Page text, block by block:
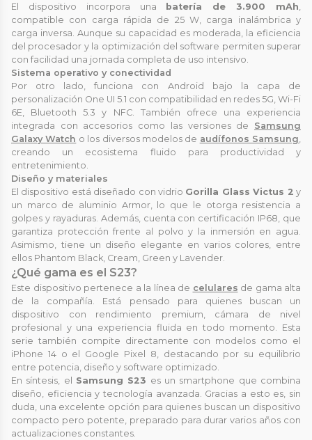
El dispositivo incorpora una batería de 3.900 mAh
compatible con carga rápida de 25 W, carga inalámbrica y
carga inversa. Aunque su capacidad es moderada, la eficiencia
del procesador y la optimización del software permiten superar
con facilidad una jornada completa de uso intensivo.
Sistema operativo y conectividad
Por otro lado, funciona con Android bajo la capa de
personalización One UI 5.1 con compatibilidad en redes 5G, Wi-Fi
6E, Bluetooth 5.3 y NFC. También ofrece una experiencia
integrada con accesorios como las versiones de Samsung
Galaxy Watch o los diversos modelos de audífonos Samsung
creando un ecosistema fluido para productividad y
entretenimiento.
Diseño y materiales
El dispositivo está diseñado con vidrio Gorilla Glass Victus 2 y
un marco de aluminio Armor, lo que le otorga resistencia a
golpes y rayaduras. Además, cuenta con certificación IP68, que
garantiza protección frente al polvo y la inmersión en agua.
Asimismo, tiene un diseño elegante en varios colores, entre
ellos Phantom Black, Cream, Green y Lavender.
¿Qué gama es el S23?
Este dispositivo pertenece a la línea de celulares de gama alta
de la compañía. Está pensado para quienes buscan un
dispositivo con rendimiento premium, cámara de nivel
profesional y una experiencia fluida en todo momento. Esta
serie también compite directamente con modelos como el
iPhone 14 o el Google Pixel 8, destacando por su equilibrio
entre potencia, diseño y software optimizado.
En síntesis, el Samsung S23 es un smartphone que combina
diseño, eficiencia y tecnología avanzada. Gracias a esto es, sin
duda, una excelente opción para quienes buscan un dispositivo
compacto pero potente, preparado para durar varios años con
actualizaciones constantes.